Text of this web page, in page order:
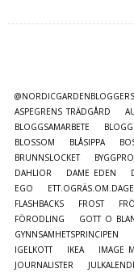
@NORDICGARDENBLOGGERS
ASPEGRENS TRÄDGÅRD
BLOGGSAMARBETE
BLOSSOM
BLÅSIPPA
BRUNNSLOCKET
DAHLIOR
DAME EDEN
EGO
FLASHBACKS
FROST
FÖRODLING
GOTT O
GYNNSAMHETSPRINCIPEN
IGELKOTT
IKEA IMAGE
JOURNALISTER